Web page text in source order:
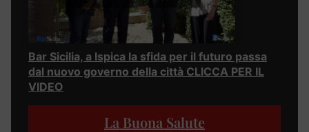
Bar Sicilia, a Ispica la sfida per il futuro passa
dal nuovo governo della città CLICCA PER IL
VIDEO
La Buona Salute